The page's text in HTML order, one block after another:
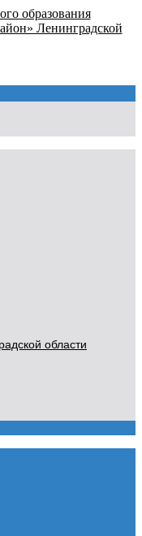
образования
Ленинградской
области